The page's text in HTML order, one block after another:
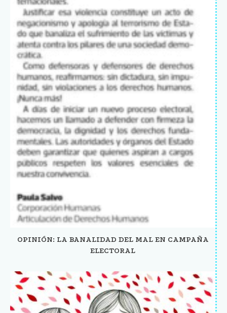
OPINIÓN: LA BANALIDAD DEL MAL EN CAMPAÑA
ELECTORAL